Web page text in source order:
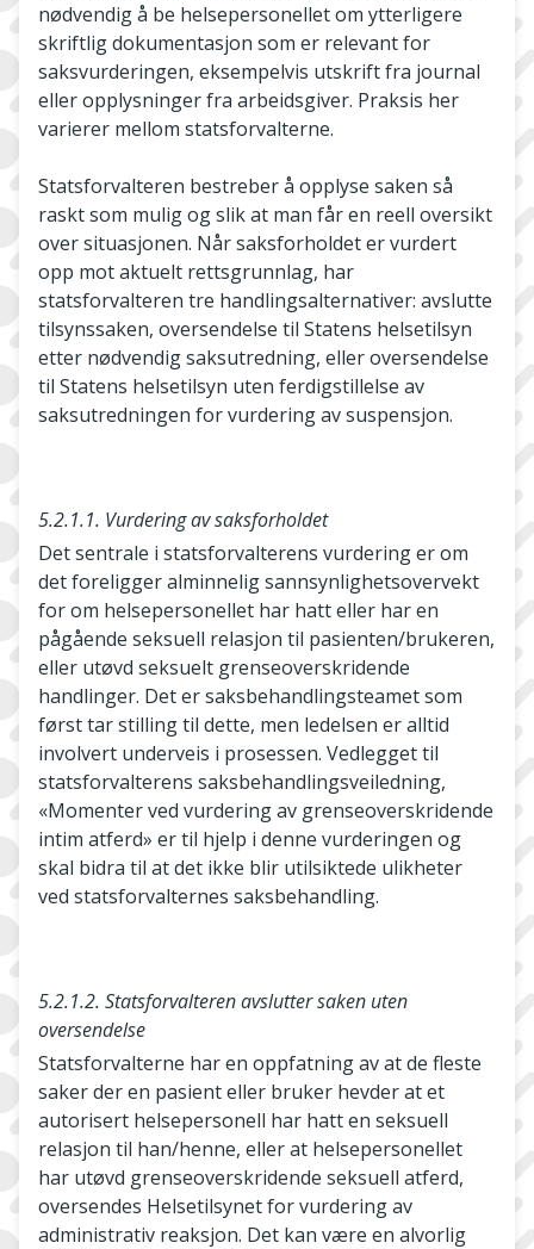
nødvendig å be helsepersonellet om ytterligere
skriftlig dokumentasjon som er relevant for
saksvurderingen, eksempelvis utskrift fra journal
eller opplysninger fra arbeidsgiver. Praksis her
varierer mellom statsforvalterne.
Statsforvalteren bestreber å opplyse saken så
raskt som mulig og slik at man får en reell oversikt
over situasjonen. Når saksforholdet er vurdert
opp mot aktuelt rettsgrunnlag, har
statsforvalteren tre handlingsalternativer: avslutte
tilsynssaken, oversendelse til Statens helsetilsyn
etter nødvendig saksutredning, eller oversendelse
til Statens helsetilsyn uten ferdigstillelse av
saksutredningen for vurdering av suspensjon.
5.2.1.1. Vurdering av saksforholdet
Det sentrale i statsforvalterens vurdering er om
det foreligger alminnelig sannsynlighetsovervekt
for om helsepersonellet har hatt eller har en
pågående seksuell relasjon til pasienten/brukeren,
eller utøvd seksuelt grenseoverskridende
handlinger. Det er saksbehandlingsteamet som
først tar stilling til dette, men ledelsen er alltid
involvert underveis i prosessen. Vedlegget til
statsforvalterens saksbehandlingsveiledning,
«Momenter ved vurdering av grenseoverskridende
intim atferd» er til hjelp i denne vurderingen og
skal bidra til at det ikke blir utilsiktede ulikheter
ved statsforvalternes saksbehandling.
5.2.1.2. Statsforvalteren avslutter saken uten
oversendelse
Statsforvalterne har en oppfatning av at de fleste
saker der en pasient eller bruker hevder at et
autorisert helsepersonell har hatt en seksuell
relasjon til han/henne, eller at helsepersonellet
har utøvd grenseoverskridende seksuell atferd,
oversendes Helsetilsynet for vurdering av
administrativ reaksjon. Det kan være en alvorlig